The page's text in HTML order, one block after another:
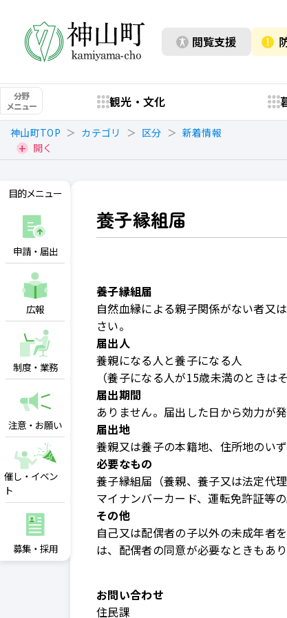
閲覧支援
分野
メニュー
観光・文化
神山町TOP カテゴリ 区分
新着情報
開く
目的メニュー
申請・届出
広報
制度・業務
注意・お願い
催し・イベン
ト
募集・採用
養子縁組届
養子縁組届
自然血縁による親子関係がない者又
さい。
届出人
養親になる人と養子になる人
（養子になる人が15歳未満のときは
届出期間
ありません。届出した日から効力が発
届出地
養親又は養子の本籍地、住所地のい
必要なもの
養子縁組届（養親、養子又は法定代
マイナンバーカード、運転免許証等
その他
自己又は配偶者の子以外の未成年者
は、配偶者の同意が必要なときもあり
お問い合わせ
住民課